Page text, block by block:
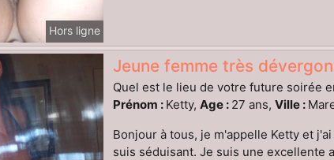
Hors ligne
Jeune femme très
Quel est le lieu de votre future soirée
Prénom : Ketty, Age : 27 ans, Ville :
Bonjour à tous, je m'appelle Ketty et
suis séduisant. Je suis une excellente